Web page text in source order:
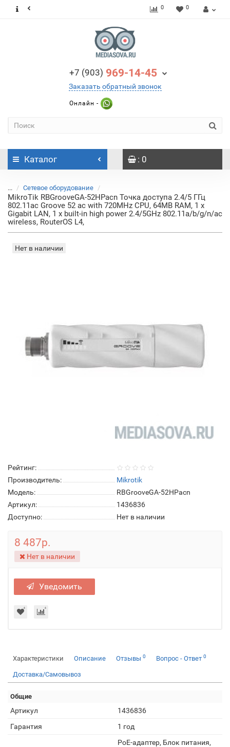
0 0
+7 (903) 969-14-45
Заказать обратный звонок
Онлайн -
Каталог : 0
... Сетевое оборудование
MikroTik RBGrooveGA-52HPacn Точка доступа 2.4/5 ГГц
802.11ac Groove 52 ac with 720MHz CPU, 64MB RAM, 1 x
Gigabit LAN, 1 x built-in high power 2.4/5GHz 802.11a/b/g/n/ac
wireless, RouterOS L4,
Нет в наличии
Рейтинг:
Производитель:
Mikrotik
Модель:
RBGrooveGA-52HPacn
Артикул:
1436836
Доступно:
Нет в наличии
8 487р.
Нет в наличии
Уведомить
Характеристики Описание Отзывы 0 Вопрос - Ответ 0
Доставка/Самовывоз
Общие
Артикул
1436836
Гарантия
1 год
PoE-адаптер, Блок питания,